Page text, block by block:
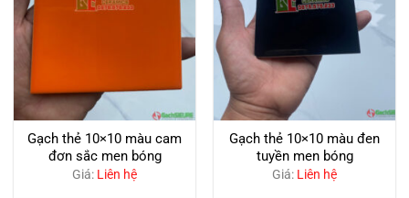
Gạch thẻ 10×10 màu cam
đơn sắc men bóng
Giá: Liên hệ
Gạch thẻ 10×10 màu đen
tuyền men bóng
Giá: Liên hệ